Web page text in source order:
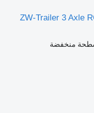
ZW-Trailer 3 Axle
منخفضة